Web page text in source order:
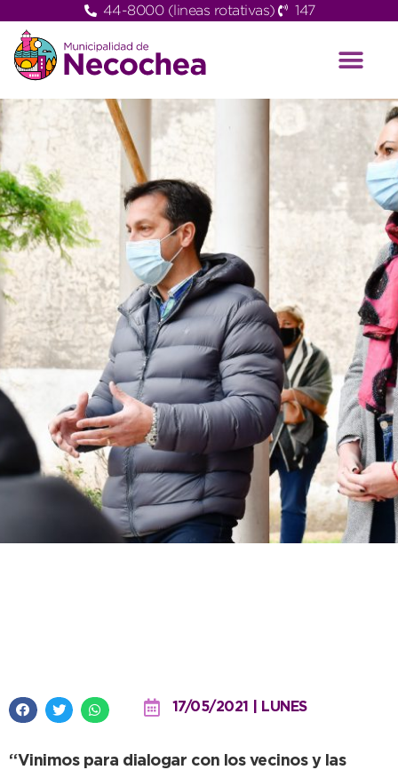
44-8000 (lineas rotativas) 147
17/05/2021 | LUNES
“Vinimos para dialogar con los vecinos y las